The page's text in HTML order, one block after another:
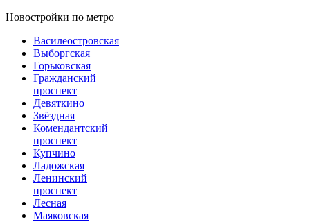
Новостройки по метро
Василеостровская
Выборгская
Горьковская
Гражданский
проспект
Девяткино
Звёздная
Комендантский
проспект
Купчино
Ладожская
Ленинский
проспект
Лесная
Маяковская